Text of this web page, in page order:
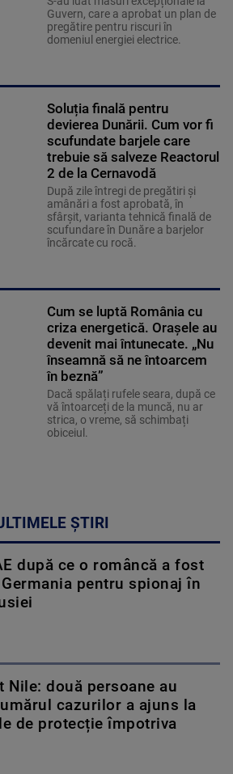
Guvern, care a aprobat un plan de
pregătire pentru riscuri în
domeniul energiei electrice.
Soluția finală pentru
devierea Dunării. Cum vor fi
scufundate barjele care
trebuie să salveze Reactorul
2 de la Cernavodă
După zile întregi de pregătiri și
amânări a fost aprobată, în
sfârșit, varianta tehnică finală de
scufundare în Dunăre a barjelor
încărcate cu rocă.
Cum se luptă România cu
criza energetică. Orașele au
devenit mai întunecate. „Nu
înseamnă să ne întoarcem
în beznă”
Dacă spălați rufele seara, după ce
vă întoarceți de la muncă, nu ar
strica, o vreme, să schimbați
obiceiul.
ȘTIRI
după ce o româncă a fost
pentru spionaj în
Nile: două persoane au
cazurilor a ajuns la
de protecție împotriva